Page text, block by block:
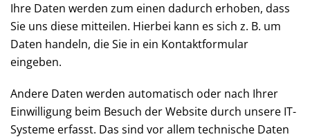
Ihre Daten werden zum einen dadurch erhoben, dass
Sie uns diese mitteilen. Hierbei kann es sich z. B. um
Daten handeln, die Sie in ein Kontaktformular
eingeben.
Andere Daten werden automatisch oder nach Ihrer
Einwilligung beim Besuch der Website durch unsere IT-
Systeme erfasst. Das sind vor allem technische Daten